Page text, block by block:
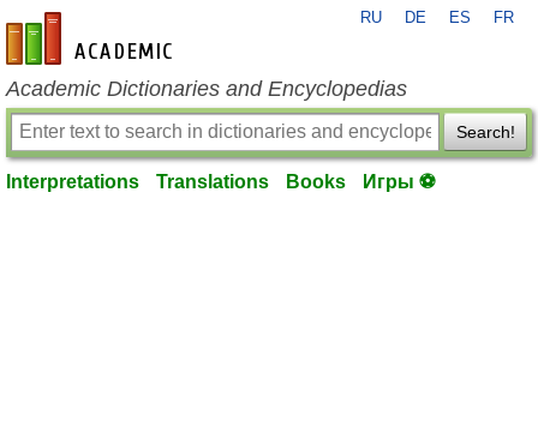
en-academic.com
RU DE ES FR
Academic Dictionaries and Encyclopedias
Search!
Interpretations Translations Books Игры ⚽